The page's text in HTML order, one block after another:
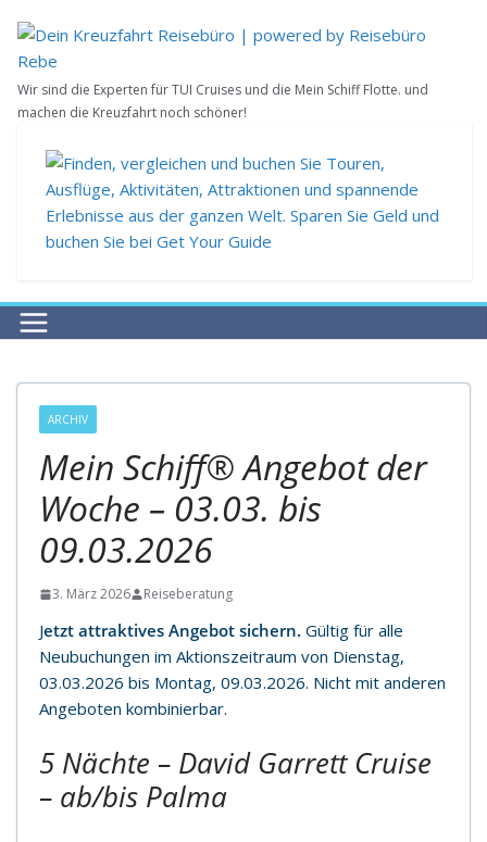
Inhalt
springen
Wir sind die Experten für TUI Cruises und die Mein Schiff Flotte. und
machen die Kreuzfahrt noch schöner!
ARCHIV
Mein Schiff® Angebot der
Woche – 03.03. bis
09.03.2026
3. März 2026 Reiseberatung
Jetzt attraktives Angebot sichern. Gültig für alle
Neubuchungen im Aktionszeitraum von Dienstag,
03.03.2026 bis Montag, 09.03.2026. Nicht mit anderen
Angeboten kombinierbar.
5 Nächte – David Garrett Cruise
– ab/bis Palma